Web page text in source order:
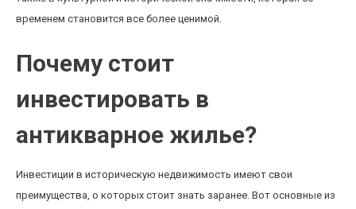
временем становится все более ценимой.
Почему стоит
инвестировать в
антикварное жилье?
Инвестиции в историческую недвижимость имеют свои
преимущества, о которых стоит знать заранее. Вот основные из